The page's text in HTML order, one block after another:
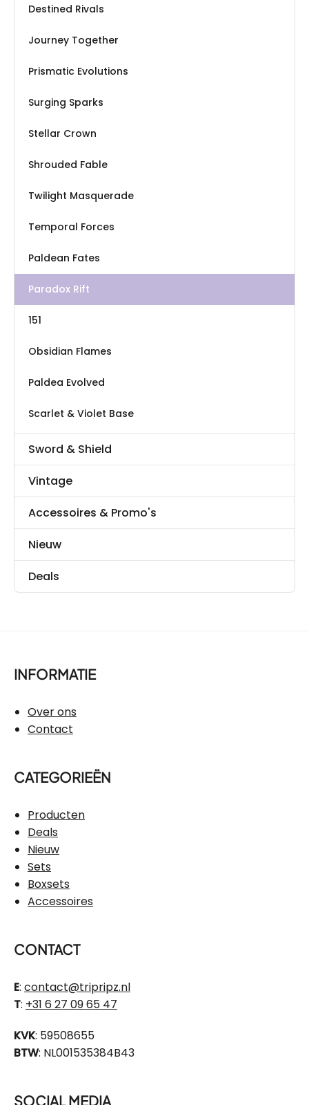
Destined Rivals
Journey Together
Prismatic Evolutions
Surging Sparks
Stellar Crown
Shrouded Fable
Twilight Masquerade
Temporal Forces
Paldean Fates
Paradox Rift
151
Obsidian Flames
Paldea Evolved
Scarlet & Violet Base
Sword & Shield
Vintage
Accessoires & Promo's
Nieuw
Deals
INFORMATIE
Over ons
Contact
CATEGORIEËN
Producten
Deals
Nieuw
Sets
Boxsets
Accessoires
CONTACT
E: contact@tripripz.nl
T: +31 6 27 09 65 47
KVK: 59508655
BTW: NL001535384B43
SOCIAL MEDIA